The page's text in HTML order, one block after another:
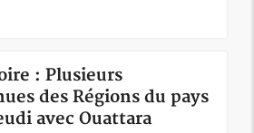
: Plusieurs
des Régions du pays
avec Ouattara